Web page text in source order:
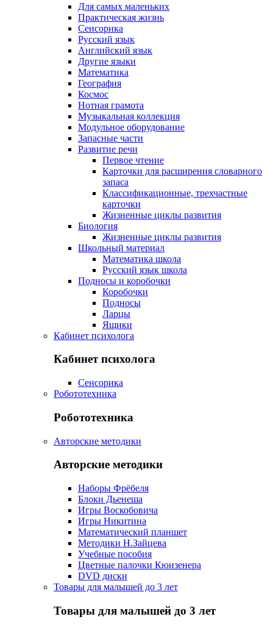
Для самых маленьких
Практическая жизнь
Сенсорика
Русский язык
Английский язык
Другие языки
Математика
География
Космос
Нотная грамота
Музыкальная коллекция
Модульное оборудование
Запасные части
Развитие речи
Первое чтение
Карточки для расширения словарного
запаса
Классификационные, трехчастные
карточки
Жизненные циклы развития
Биология
Жизненные циклы развития
Школьный материал
Математика школа
Русский язык школа
Подносы и коробочки
Коробочки
Подносы
Ларцы
Ящики
Кабинет психолога
Кабинет психолога
Сенсорика
Робототехника
Робототехника
Авторские методики
Авторские методики
Наборы Фрёбеля
Блоки Дьенеша
Игры Воскобовича
Игры Никитина
Математический планшет
Методики Н.Зайцева
Учебные пособия
Цветные палочки Кюизенера
DVD диски
Товары для малышей до 3 лет
Товары для малышей до 3 лет